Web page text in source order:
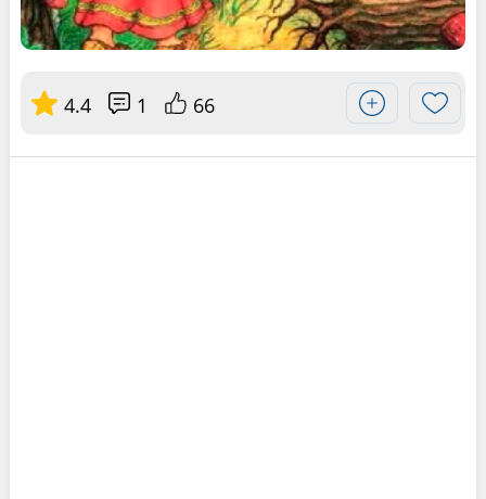
4.4 1 66